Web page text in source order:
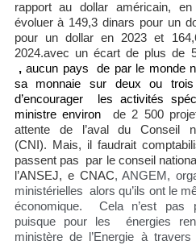
rapport au dollar américain,
évoluer à 149,3 dinars pour un
pour un dollar en 2023 et
2024.avec un écart de plus de
,aucun pays de par le monde
sa monnaie sur deux ou
d’encourager les activités
ministre environ
de 2 500
attente de l’aval du Conseil
(CNI). Mais, il faudrait
passent pas par le conseil
l’ANSEJ, e CNAC, ANGEM,
ministérielles alors qu’ils ont le
économique. Cela n’est pas
puisque pour les énergies
ministère de l’Energie à